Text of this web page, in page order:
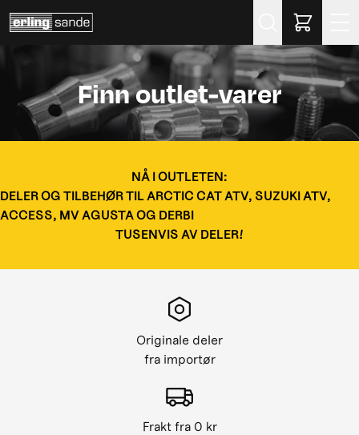
Finn outlet-varer
NÅ I OUTLETEN:
DELER OG TILBEHØR TIL ARCTIC CAT ATV, SUZUKI ATV,
ACCESS, MV AGUSTA OG DERBI
TUSENVIS AV DELER!
Originale deler
fra importør
Frakt fra 0 kr